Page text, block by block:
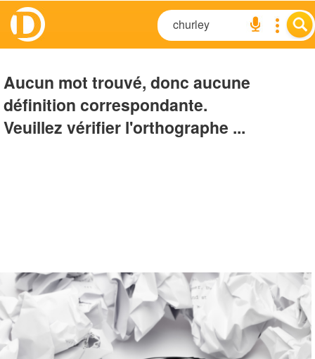
Aucun mot trouvé, donc aucune
définition correspondante.
Veuillez vérifier l'orthographe ...